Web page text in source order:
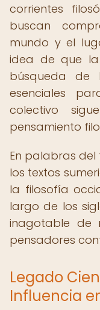
corrientes
buscan
mundo y el
idea de que la
búsqueda de
esenciales
colectivo
pensamiento
En palabras del
los textos
la filosofía
largo de los
inagotable de
pensadores
Legado
Influencia